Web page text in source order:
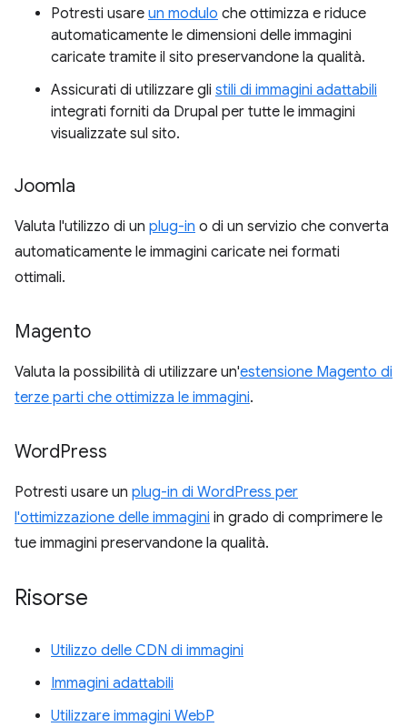
Potresti usare un modulo che ottimizza e riduce
automaticamente le dimensioni delle immagini
caricate tramite il sito preservandone la qualità.
Assicurati di utilizzare gli stili di immagini adattabili
integrati forniti da Drupal per tutte le immagini
visualizzate sul sito.
Joomla
Valuta l'utilizzo di un plug-in o di un servizio che converta
automaticamente le immagini caricate nei formati
ottimali.
Magento
Valuta la possibilità di utilizzare un'estensione Magento di
terze parti che ottimizza le immagini.
WordPress
Potresti usare un plug-in di WordPress per
l'ottimizzazione delle immagini in grado di comprimere le
tue immagini preservandone la qualità.
Risorse
Utilizzo delle CDN di immagini
Immagini adattabili
Utilizzare immagini WebP